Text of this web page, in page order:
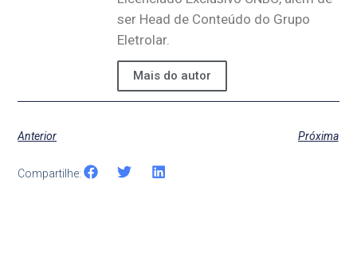
ser Head de Conteúdo do Grupo
Eletrolar.
Mais do autor
Anterior Próxima
Compartilhe: